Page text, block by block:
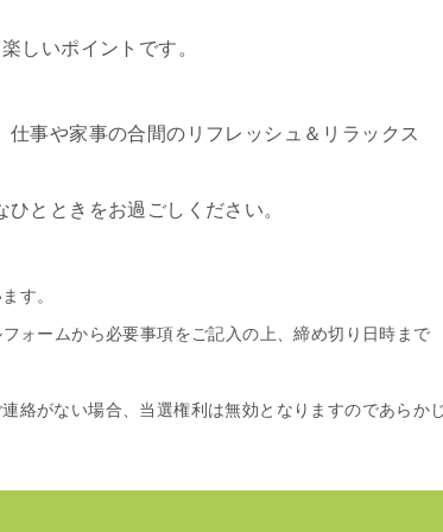
しいポイントです。
事や家事の合間のリフレッシュ＆リラックス
とときをお過ごしください。
す。
ォームから必要事項をご記入の上、締め切り日時まで
絡がない場合、当選権利は無効となりますのであらか